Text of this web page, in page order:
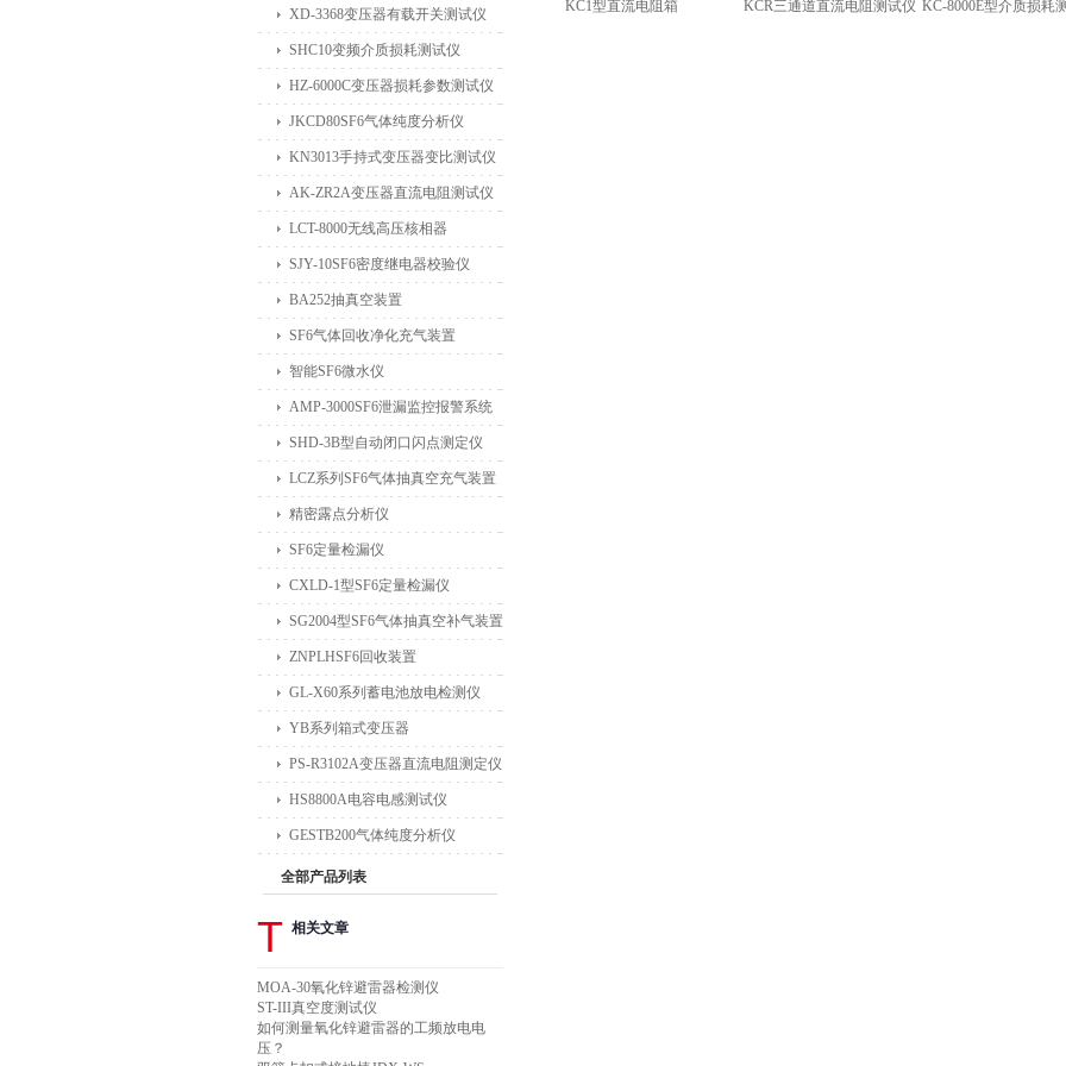
KC1型直流电阻箱
KCR三通道直流电阻测试仪 KC-8000E型介质损耗
XD-3368变压器有载开关测试仪
SHC10变频介质损耗测试仪
HZ-6000C变压器损耗参数测试仪
JKCD80SF6气体纯度分析仪
KN3013手持式变压器变比测试仪
AK-ZR2A变压器直流电阻测试仪
LCT-8000无线高压核相器
SJY-10SF6密度继电器校验仪
BA252抽真空装置
SF6气体回收净化充气装置
智能SF6微水仪
AMP-3000SF6泄漏监控报警系统
SHD-3B型自动闭口闪点测定仪
LCZ系列SF6气体抽真空充气装置
精密露点分析仪
SF6定量检漏仪
CXLD-1型SF6定量检漏仪
SG2004型SF6气体抽真空补气装置
ZNPLHSF6回收装置
GL-X60系列蓄电池放电检测仪
YB系列箱式变压器
PS-R3102A变压器直流电阻测定仪
HS8800A电容电感测试仪
GESTB200气体纯度分析仪
全部产品列表
T 相关文章
MOA-30氧化锌避雷器检测仪
ST-III真空度测试仪
如何测量氧化锌避雷器的工频放电电
压？